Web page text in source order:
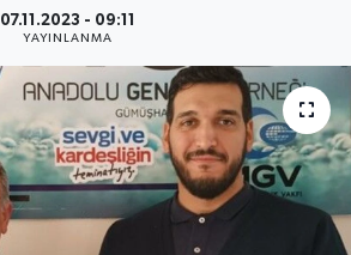
07.11.2023 - 09:11
YAYINLANMA